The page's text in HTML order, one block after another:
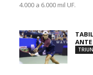
4.000 a 6.000 mil UF.